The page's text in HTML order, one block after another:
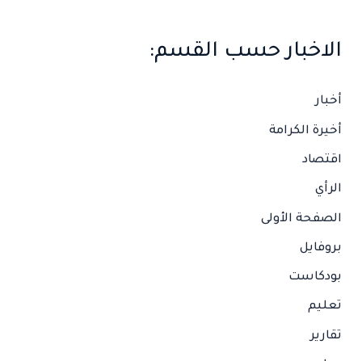
الاخبار حسب القسم:
أخبار
أخيرة الكرامة
اقتصاد
الرأي
الصفحة الأولى
بروفايل
بودكاست
تعليم
تقارير